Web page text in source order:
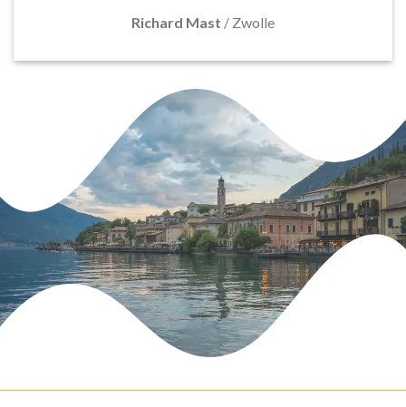
Richard Mast / Zwolle